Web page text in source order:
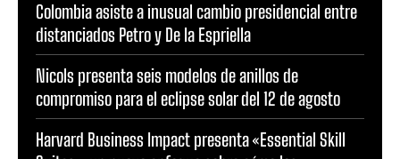
Colombia asiste a inusual cambio presidencial entre
distanciados Petro y De la Espriella
Nicols presenta seis modelos de anillos de
compromiso para el eclipse solar del 12 de agosto
Harvard Business Impact presenta «Essential Skill